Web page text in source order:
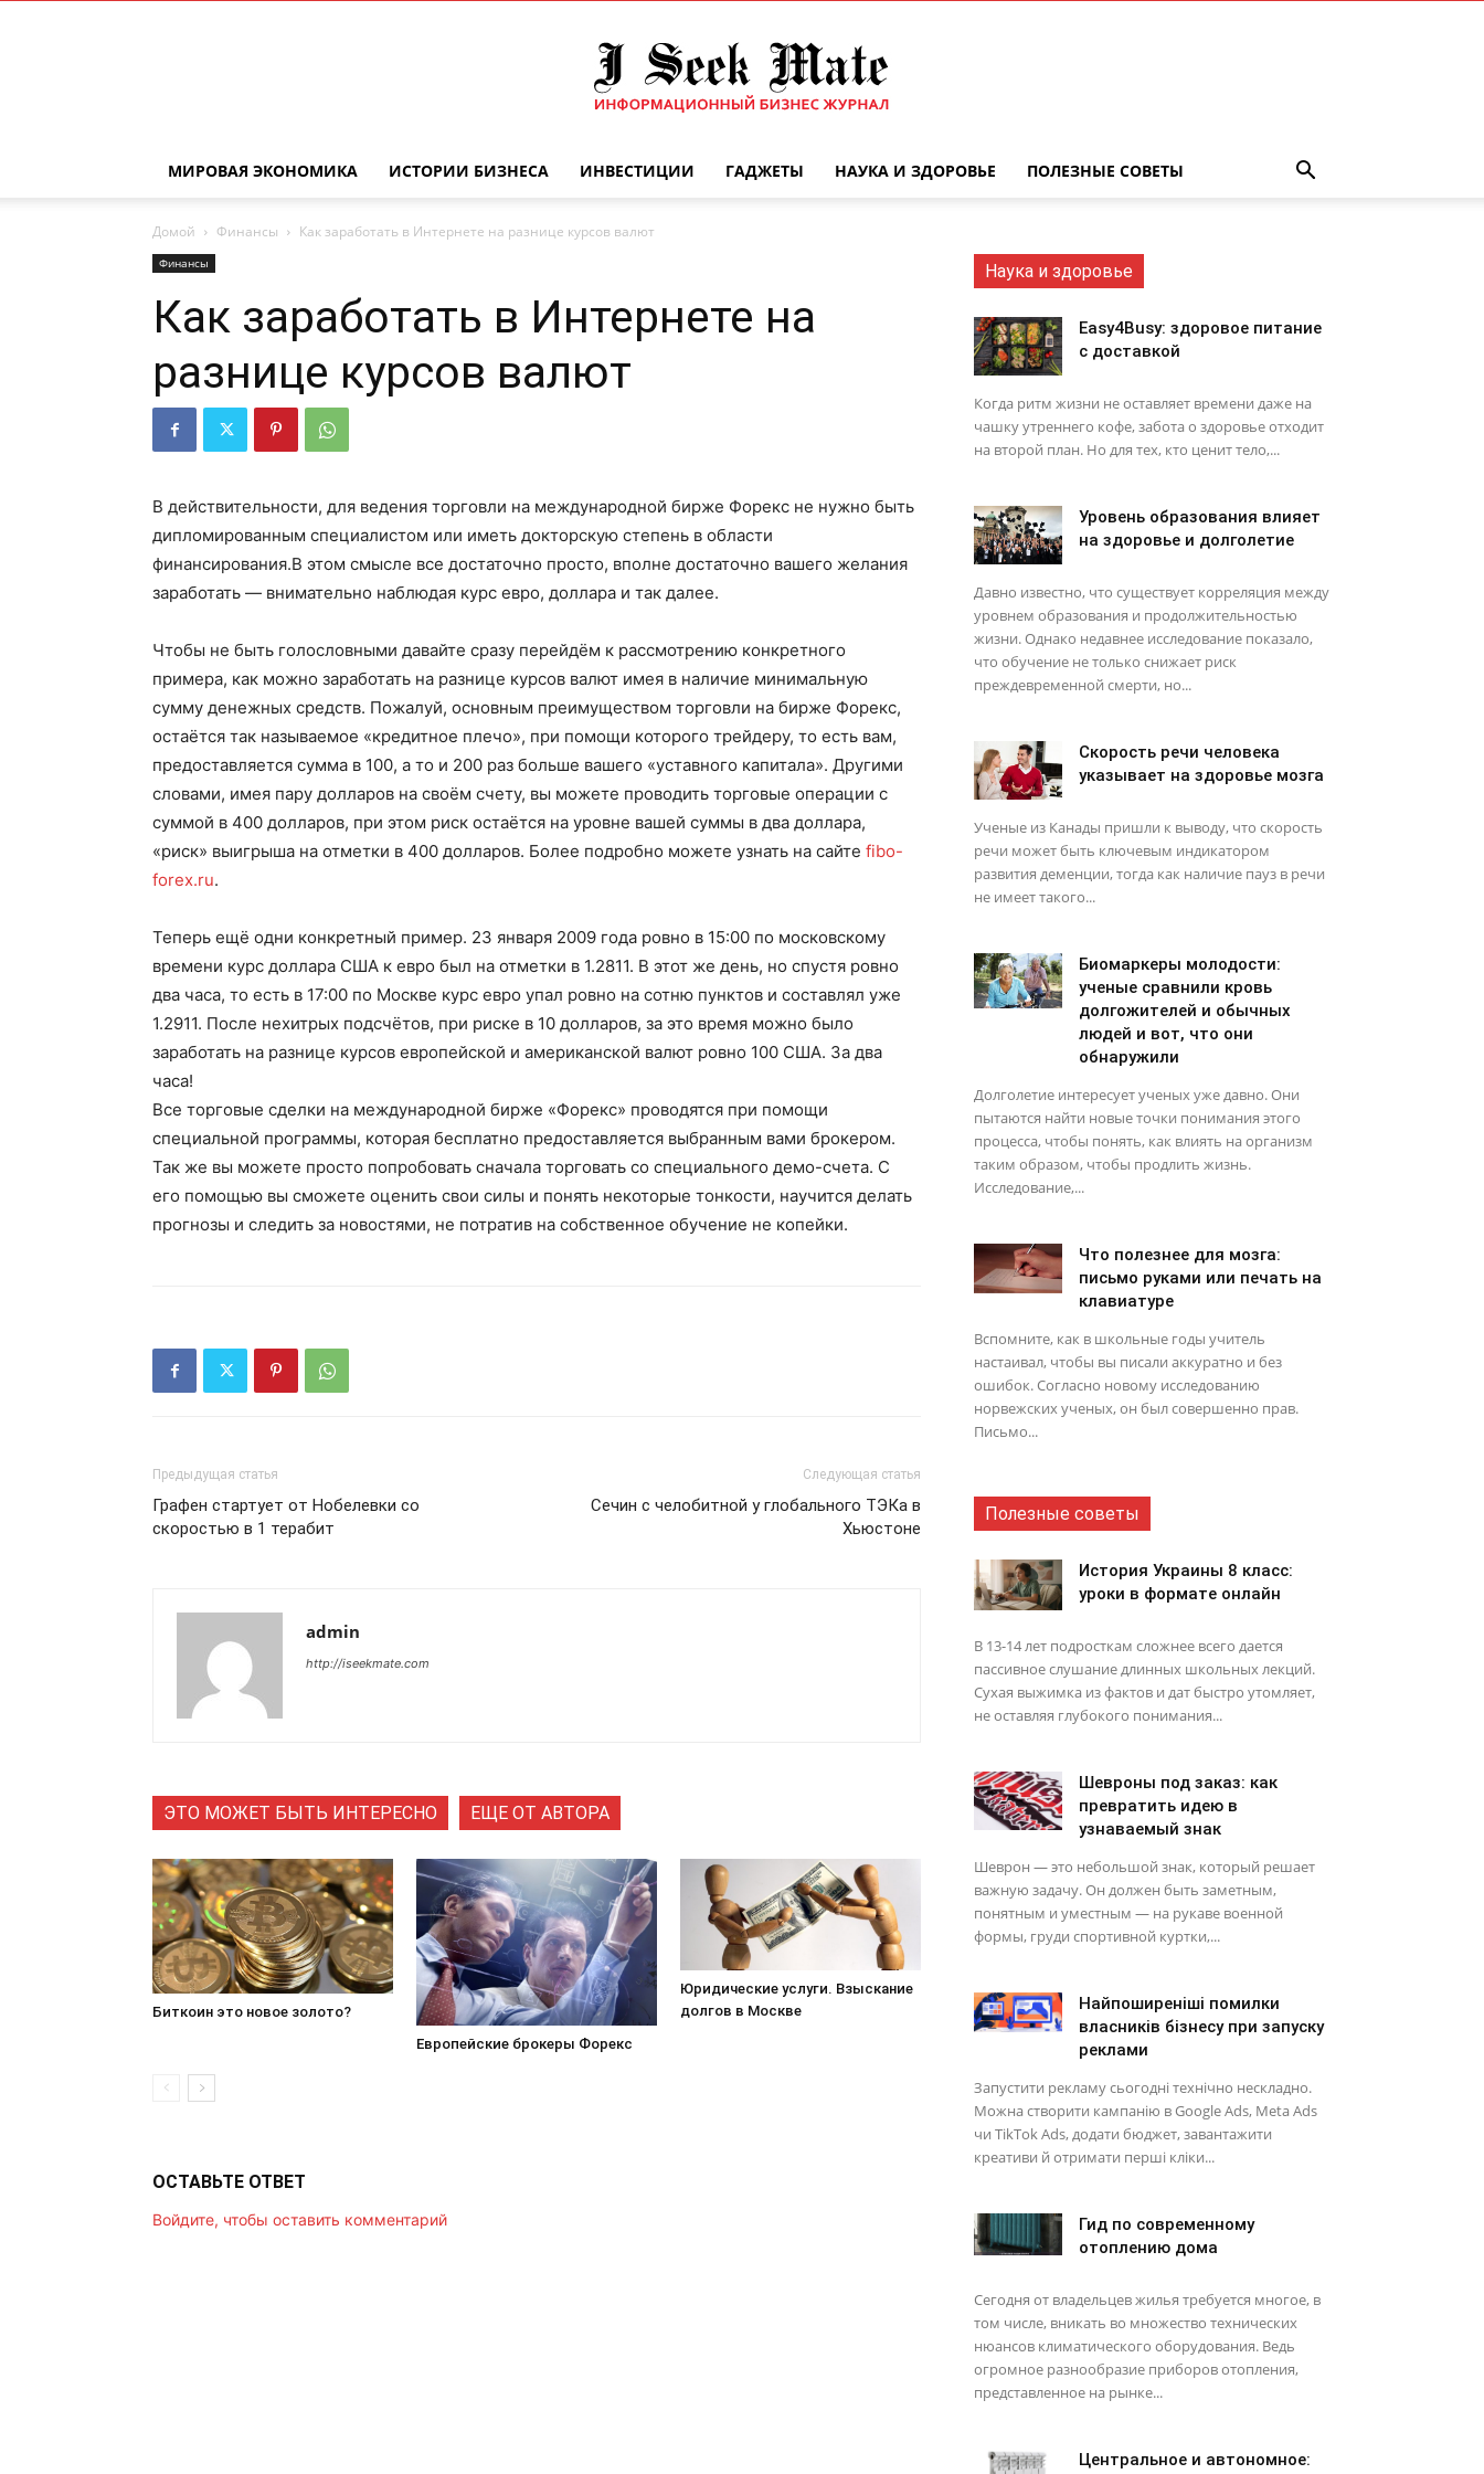
журнал
МИРОВАЯ ЭКОНОМИКА ИСТОРИИ БИЗНЕСА ИНВЕСТИЦИИ ГАДЖЕТЫ НАУКА И ЗДОРОВЬЕ ПОЛЕЗНЫЕ СОВЕТЫ
Домой Финансы Как заработать в Интернете на разнице курсов валют
Финансы
Как заработать в Интернете на
разнице курсов валют
В действительности, для ведения торговли на международной бирже Форекс не нужно быть
дипломированным специалистом или иметь докторскую степень в области
финансирования.В этом смысле все достаточно просто, вполне достаточно вашего желания
заработать — внимательно наблюдая курс евро, доллара и так далее.
Чтобы не быть голословными давайте сразу перейдём к рассмотрению конкретного
примера, как можно заработать на разнице курсов валют имея в наличие минимальную
сумму денежных средств. Пожалуй, основным преимуществом торговли на бирже Форекс,
остаётся так называемое «кредитное плечо», при помощи которого трейдеру, то есть вам,
предоставляется сумма в 100, а то и 200 раз больше вашего «уставного капитала». Другими
словами, имея пару долларов на своём счету, вы можете проводить торговые операции с
суммой в 400 долларов, при этом риск остаётся на уровне вашей суммы в два доллара,
«риск» выигрыша на отметки в 400 долларов. Более подробно можете узнать на сайте fibo-
forex.ru.
Теперь ещё одни конкретный пример. 23 января 2009 года ровно в 15:00 по московскому
времени курс доллара США к евро был на отметки в 1.2811. В этот же день, но спустя ровно
два часа, то есть в 17:00 по Москве курс евро упал ровно на сотню пунктов и составлял уже
1.2911. После нехитрых подсчётов, при риске в 10 долларов, за это время можно было
заработать на разнице курсов европейской и американской валют ровно 100 США. За два
часа!
Все торговые сделки на международной бирже «Форекс» проводятся при помощи
специальной программы, которая бесплатно предоставляется выбранным вами брокером.
Так же вы можете просто попробовать сначала торговать со специального демо-счета. С
его помощью вы сможете оценить свои силы и понять некоторые тонкости, научится делать
прогнозы и следить за новостями, не потратив на собственное обучение не копейки.
Предыдущая статья
Графен стартует от Нобелевки со
скоростью в 1 терабит
Следующая статья
Сечин с челобитной у глобального ТЭКа в
Хьюстоне
admin
http://iseekmate.com
ЭТО МОЖЕТ БЫТЬ ИНТЕРЕСНО ЕЩЕ ОТ АВТОРА
Биткоин это новое золото?
Европейские брокеры Форекс
Юридические услуги. Взыскание
долгов в Москве
ОСТАВЬТЕ ОТВЕТ
Войдите, чтобы оставить комментарий
Наука и здоровье
Easy4Busy: здоровое питание
с доставкой
Когда ритм жизни не оставляет времени даже на
чашку утреннего кофе, забота о здоровье отходит
на второй план. Но для тех, кто ценит тело,...
Уровень образования влияет
на здоровье и долголетие
Давно известно, что существует корреляция между
уровнем образования и продолжительностью
жизни. Однако недавнее исследование показало,
что обучение не только снижает риск
преждевременной смерти, но...
Скорость речи человека
указывает на здоровье мозга
Ученые из Канады пришли к выводу, что скорость
речи может быть ключевым индикатором
развития деменции, тогда как наличие пауз в речи
не имеет такого...
Биомаркеры молодости:
ученые сравнили кровь
долгожителей и обычных
людей и вот, что они
обнаружили
Долголетие интересует ученых уже давно. Они
пытаются найти новые точки понимания этого
процесса, чтобы понять, как влиять на организм
таким образом, чтобы продлить жизнь.
Исследование,...
Что полезнее для мозга:
письмо руками или печать на
клавиатуре
Вспомните, как в школьные годы учитель
настаивал, чтобы вы писали аккуратно и без
ошибок. Согласно новому исследованию
норвежских ученых, он был совершенно прав.
Письмо...
Полезные советы
История Украины 8 класс:
уроки в формате онлайн
В 13-14 лет подросткам сложнее всего дается
пассивное слушание длинных школьных лекций.
Сухая выжимка из фактов и дат быстро утомляет,
не оставляя глубокого понимания...
Шевроны под заказ: как
превратить идею в
узнаваемый знак
Шеврон — это небольшой знак, который решает
важную задачу. Он должен быть заметным,
понятным и уместным — на рукаве военной
формы, груди спортивной куртки,...
Найпоширеніші помилки
власників бізнесу при запуску
реклами
Запустити рекламу сьогодні технічно нескладно.
Можна створити кампанію в Google Ads, Meta Ads
чи TikTok Ads, додати бюджет, завантажити
креативи й отримати перші кліки...
Гид по современному
отоплению дома
Сегодня от владельцев жилья требуется многое, в
том числе, вникать во множество технических
нюансов климатического оборудования. Ведь
огромное разнообразие приборов отопления,
представленное на рынке...
Центральное и автономное: